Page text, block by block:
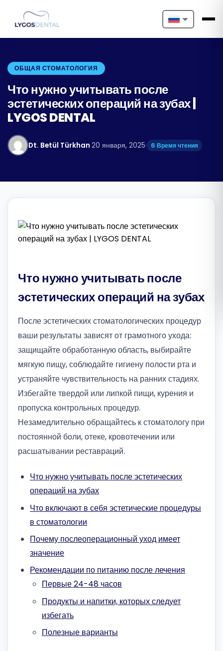
Nederlands
Deutsch
Español
Italiano
ОБЩАЯ СТОМАТОЛОГИЯ
Что нужно учитывать после
эстетических операций на зубах |
LYGOS DENTAL
Dt. Betül Türkhan·20 января, 2025· 6 Время чтения
Что нужно учитывать после
эстетических операций на зубах
После эстетических стоматологических процедур
ваши результаты зависят от грамотного ухода:
защищайте обработанную область, выбирайте
мягкую пищу, соблюдайте гигиену полости рта и
устраняйте чувствительность на ранних стадиях.
Избегайте твердой или липкой пищи, курения и
пропуска контрольных процедур.
Незамедлительно обращайтесь к стоматологу при
постоянной боли, отеке, кровотечении или
расшатывании реставраций.
Что нужно учитывать после эстетических
операций на зубах
Что включают в себя эстетические процедуры
в стоматологии
Почему послеоперационный уход имеет
значение
Рекомендации по питанию после лечения
Первые 24-48 часов
Продукты и напитки, которых следует
избегать
Полезные варианты